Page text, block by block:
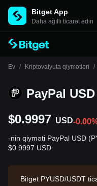
Bitget App
Daha ağıllı ticarət edin
Ev / Kriptovalyuta qiymətləri /
PayPal
$0.9997 USD-
-nin qiyməti PayPal USD
$0.9997 USD.
Bitget PYUSD/USDT